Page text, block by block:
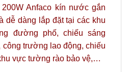
Anfaco kín nước gắn
dễ dàng lắp đặt tại các khu
đường phố, chiếu sáng
trường lao động, chiếu
vực tường rào bảo vệ,…